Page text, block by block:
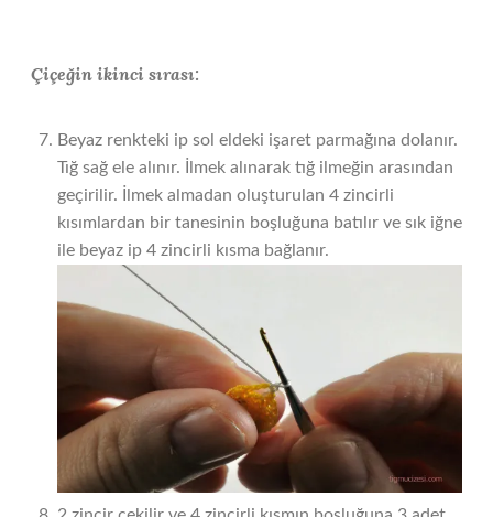
Çiçeğin ikinci sırası:
Beyaz renkteki ip sol eldeki işaret parmağına dolanır.
Tığ sağ ele alınır. İlmek alınarak tığ ilmeğin arasından
geçirilir. İlmek almadan oluşturulan 4 zincirli
kısımlardan bir tanesinin boşluğuna batılır ve sık iğne
ile beyaz ip 4 zincirli kısma bağlanır.